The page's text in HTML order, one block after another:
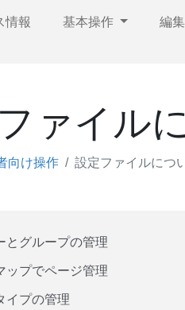
情報 基本操作 編
ァイル
向け操作 設定ファイルにつ
とグループの管理
ップでページ管理
イプの管理